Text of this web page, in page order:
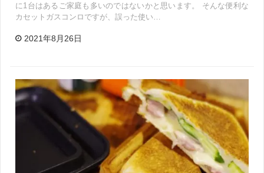
に1台はあるご家庭も多いのではないかと思います。 そんな便利な
カセットガスコンロですが、誤った使い…
2021年8月26日